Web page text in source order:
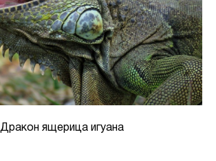
Дракон ящерица игуана